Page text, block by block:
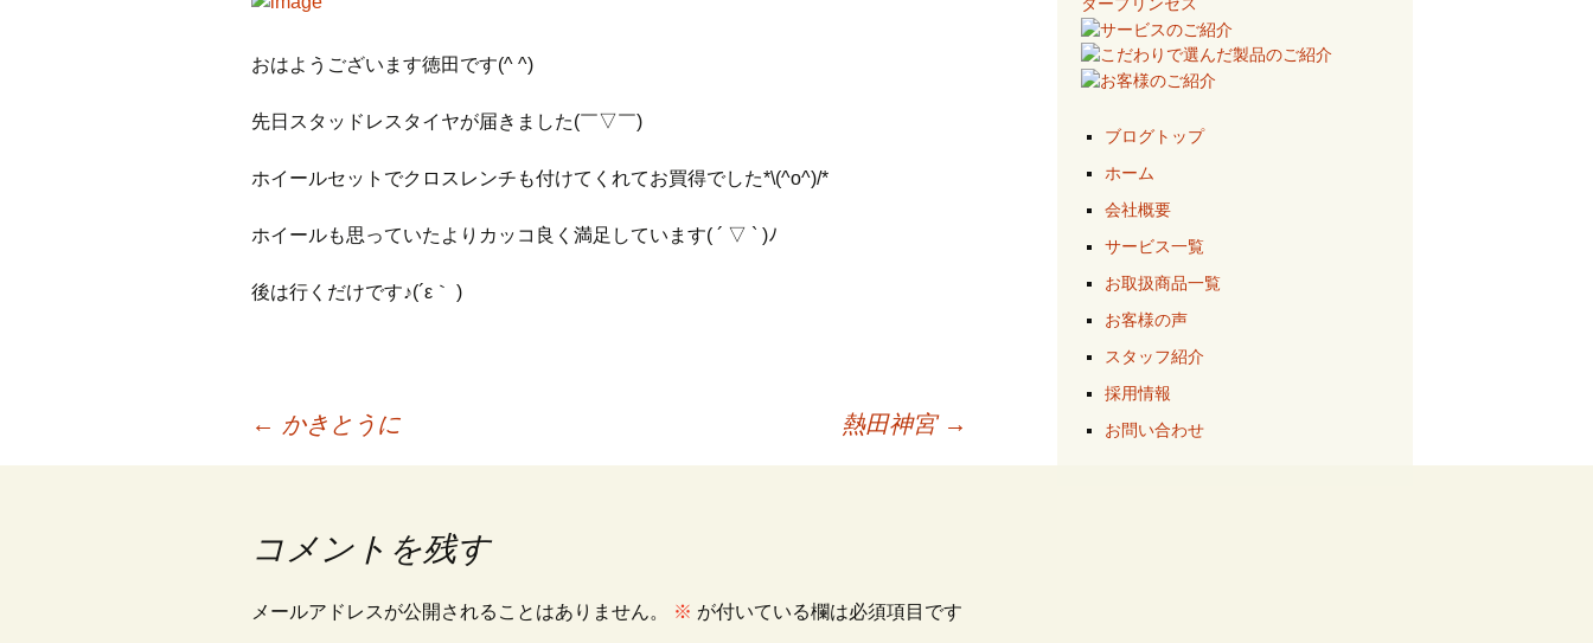
おはようございます徳田です(^ ^)
先日スタッドレスタイヤが届きました(￣▽￣)
ホイールセットでクロスレンチも付けてくれてお買得でした*\(^o^)/*
ホイールも思っていたよりカッコ良く満足しています( ´ ▽ ` )ﾉ
後は行くだけです♪(´ε｀ )
← かきとうに 熱田神宮 →
コメントを残す
メールアドレスが公開されることはありません。 ※ が付いている欄は必須項目です
ブログトップ
ホーム
会社概要
サービス一覧
お取扱商品一覧
お客様の声
スタッフ紹介
採用情報
お問い合わせ